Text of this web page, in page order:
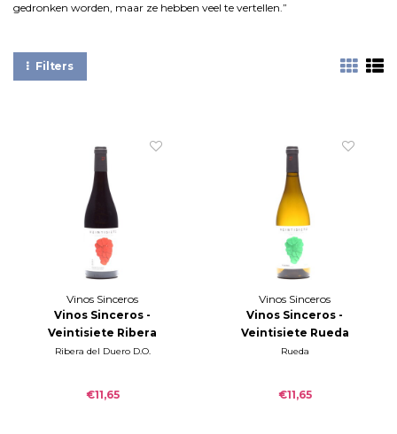
gedronken worden, maar ze hebben veel te vertellen.”
Filters
Vinos Sinceros
Vinos Sinceros -
Veintisiete Ribera
Tempranillo 2025
Ribera del Duero D.O.
€11,65
Vinos Sinceros
Vinos Sinceros -
Veintisiete Rueda
Verdejo 2024
Rueda
€11,65